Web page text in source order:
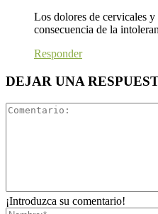
Los dolores de cervicales
consecuencia de la
Responder
DEJAR UNA
¡Introduzca su comentario!